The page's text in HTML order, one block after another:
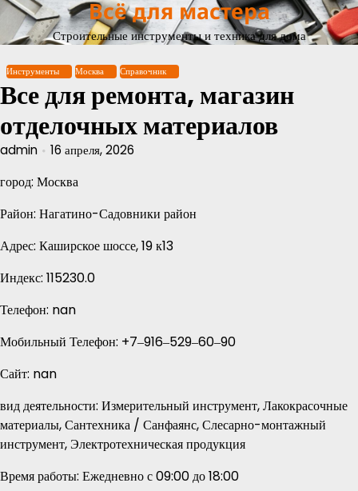
Перейти
содержимому
Всё для мастера
Строительные инструменты и техника для дома
Инструменты Москва Справочник
Все для ремонта, магазин
отделочных материалов
admin 16 апреля, 2026
город: Москва
Район: Нагатино-Садовники район
Адрес: Каширское шоссе, 19 к13
Индекс: 115230.0
Телефон: nan
Мобильный Телефон: +7‒916‒529‒60‒90
Сайт: nan
вид деятельности: Измерительный инструмент, Лакокрасочные
материалы, Сантехника / Санфаянс, Слесарно-монтажный
инструмент, Электротехническая продукция
Время работы: Ежедневно с 09:00 до 18:00